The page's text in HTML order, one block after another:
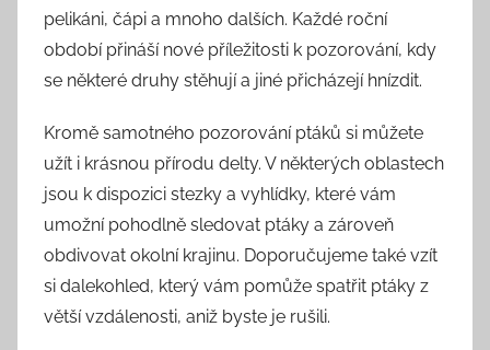
pelikáni, čápi a mnoho dalších. Každé roční
období přináší nové příležitosti k pozorování, kdy
se některé druhy stěhují a jiné přicházejí hnízdit.
Kromě samotného pozorování ptáků si můžete
užít i krásnou přírodu delty. V některých oblastech
jsou k dispozici stezky a vyhlídky, které vám
umožní pohodlně sledovat ptáky a zároveň
obdivovat okolní krajinu. Doporučujeme také vzít
si dalekohled, který vám pomůže spatřit ptáky z
větší vzdálenosti, aniž byste je rušili.